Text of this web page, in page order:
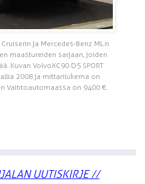
ja Mercedes-Benz ML:n
maastureiden sarjaan, joiden
Kuvan Volvo XC90 D5 SPORT
2008 ja mittarilukema on
Vaihtoautomaassa on 9400 €.
UUTISKIRJE //